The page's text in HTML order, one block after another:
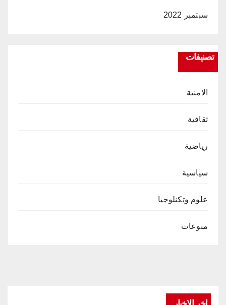
سبتمبر 2022
تصنيفات
الامنية
ثقافية
رياضية
سياسية
علوم وتكنلوجيا
منوعات